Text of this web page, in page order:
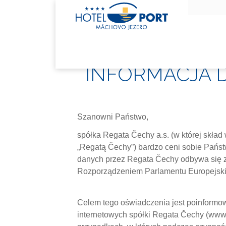
INFORMACJA
Szanowni Państwo,
spółka Regata Čechy a.s. (w której
„Regatą Čechy”) bardzo ceni sobie
danych przez Regata Čechy odbywa
Rozporządzeniem Parlamentu
Celem tego oświadczenia jest
internetowych spółki Regata Čechy